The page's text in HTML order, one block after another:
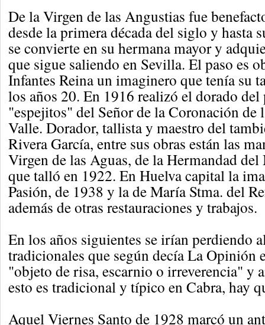
De la Virgen de las Angustias fue
desde la primera década del siglo y hasta
se convierte en su hermana mayor y
que sigue saliendo en Sevilla. El paso es
Infantes Reina un imaginero que tenía su
los años 20. En 1916 realizó el dorado del
"espejitos" del Señor de la Coronación de
Valle. Dorador, tallista y maestro del
Rivera García, entre sus obras están las
Virgen de las Aguas, de la Hermandad
que talló en 1922. En Huelva capital la
Pasión, de 1938 y la de María Stma. del
además de otras restauraciones y trabajos.
En los años siguientes se irían perdiendo
tradicionales que según decía La Opinión
"objeto de risa, escarnio o irreverencia" y
esto es tradicional y típico en Cabra, hay
Aquel Viernes Santo de 1928 marcó un